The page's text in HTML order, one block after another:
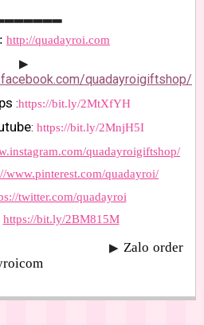
http://quadayroi.com
▶
quadayroigiftshop/
:https://bit.ly/2MtXfYH
: https://bit.ly/2MnjH5I
quadayroigiftshop/
www.pinterest.com/quadayroi/
twitter.com/quadayroi
https://bit.ly/2BM815M
▶ Zalo order